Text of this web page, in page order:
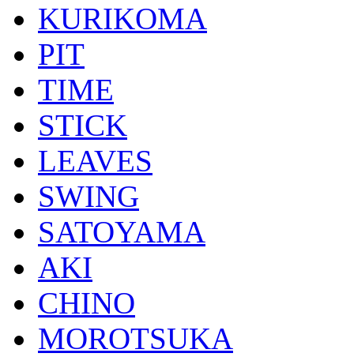
KURIKOMA
PIT
TIME
STICK
LEAVES
SWING
SATOYAMA
AKI
CHINO
MOROTSUKA